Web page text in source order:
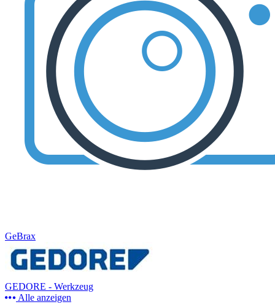
GeBrax
GEDORE - Werkzeug
Alle anzeigen